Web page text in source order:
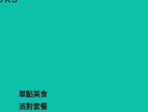
單點美食
派對套餐